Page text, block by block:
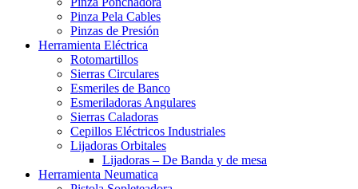
Pinza Pela Cables
Pinzas de Presión
Herramienta Eléctrica
Rotomartillos
Sierras Circulares
Esmeriles de Banco
Esmeriladoras Angulares
Sierras Caladoras
Cepillos Eléctricos Industriales
Lijadoras Orbitales
Lijadoras – De Banda y de mesa
Herramienta Neumatica